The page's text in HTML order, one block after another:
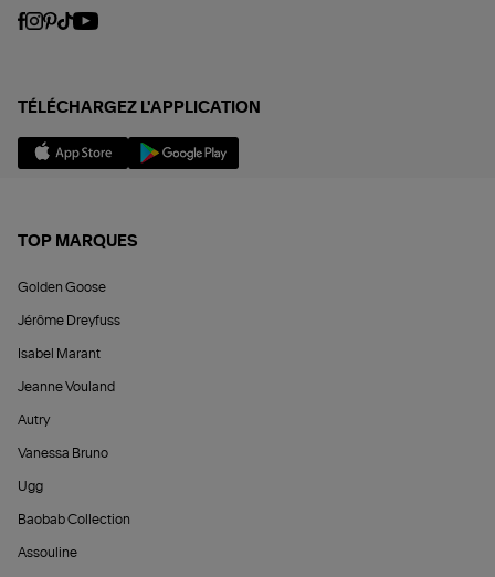
TÉLÉCHARGEZ L'APPLICATION
TOP MARQUES
Golden Goose
Jérôme Dreyfuss
Isabel Marant
Jeanne Vouland
Autry
Vanessa Bruno
Ugg
Baobab Collection
Assouline